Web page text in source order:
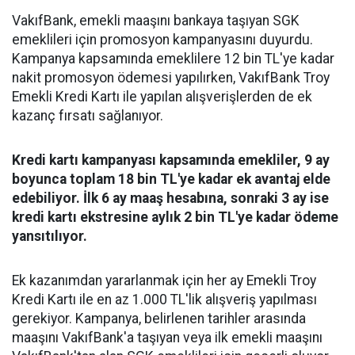
VakıfBank, emekli maaşını bankaya taşıyan SGK
emeklileri için promosyon kampanyasını duyurdu.
Kampanya kapsamında emeklilere 12 bin TL'ye kadar
nakit promosyon ödemesi yapılırken, VakıfBank Troy
Emekli Kredi Kartı ile yapılan alışverişlerden de ek
kazanç fırsatı sağlanıyor.
Kredi kartı kampanyası kapsamında emekliler, 9 ay
boyunca toplam 18 bin TL'ye kadar ek avantaj elde
edebiliyor. İlk 6 ay maaş hesabına, sonraki 3 ay ise
kredi kartı ekstresine aylık 2 bin TL'ye kadar ödeme
yansıtılıyor.
Ek kazanımdan yararlanmak için her ay Emekli Troy
Kredi Kartı ile en az 1.000 TL'lik alışveriş yapılması
gerekiyor. Kampanya, belirlenen tarihler arasında
maaşını VakıfBank'a taşıyan veya ilk emekli maaşını